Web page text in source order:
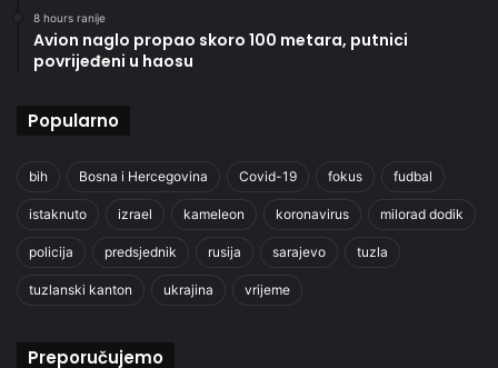
8 hours ranije
Avion naglo propao skoro 100 metara, putnici
povrijeđeni u haosu
Popularno
bih Bosna i Hercegovina Covid-19 fokus fudbal
istaknuto izrael kameleon koronavirus milorad dodik
policija predsjednik rusija sarajevo tuzla
tuzlanski kanton ukrajina vrijeme
Preporučujemo